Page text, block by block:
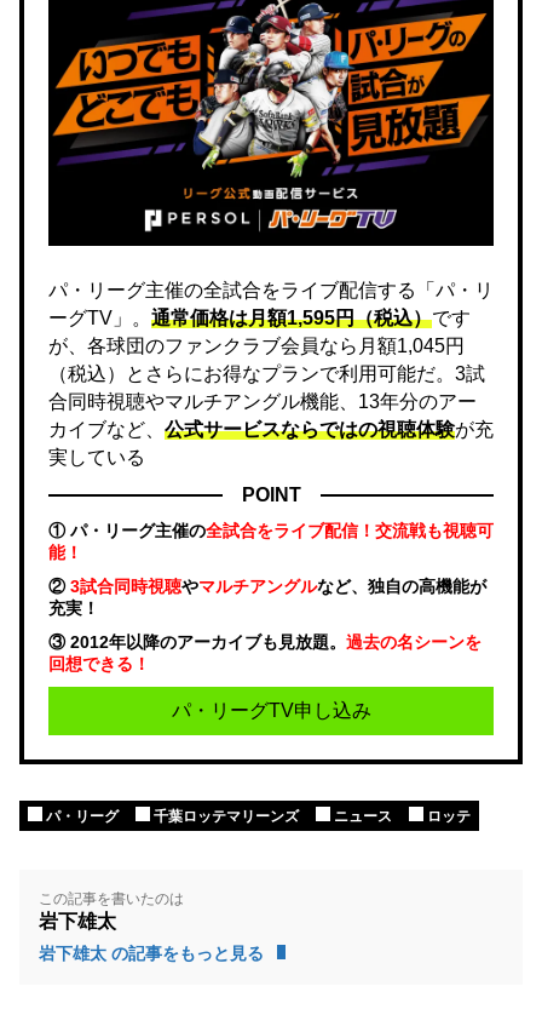
パ・リーグ主催の全試合をライブ配信する「パ・リ
ーグTV」。 通常価格は月額1,595円（税込）です
が、各球団のファンクラブ会員なら月額1,045円
（税込）とさらにお得なプランで利用可能だ。3試
合同時視聴やマルチアングル機能、13年分のアー
カイブなど、 公式サービスならではの視聴体験が充
実している
POINT
① パ・リーグ主催の全試合をライブ配信！交流戦も視聴可
能！
②3試合同時視聴やマルチアングルなど、独自の高機能が
充実！
③ 2012年以降のアーカイブも見放題。 過去の名シーンを
回想できる！
パ・リーグTV申し込み
パ・リーグ 千葉ロッテマリーンズ ニュース ロッテ
この記事を書いたのは
岩下雄太
岩下雄太 の記事をもっと見る